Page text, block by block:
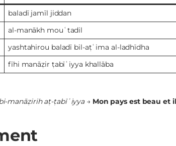
baladī jamīl jiddan
al-manākh mouʿtadil
yashtahirou baladī bil-aṭʿima al-ladhīdha
fīhi manāẓir ṭabīʿiyya khallāba
manāẓirih aṭ-ṭabīʿiyya→ Mon pays est beau et